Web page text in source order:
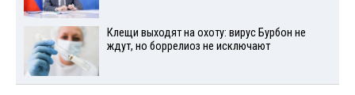
Клещи выходят на охоту: вирус Бурбон не
ждут, но боррелиоз не исключают